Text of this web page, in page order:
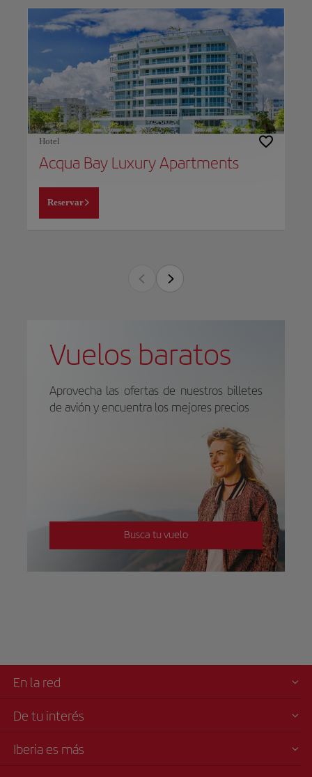
Hotel
Acqua Bay Luxury Apartments
Reservar
Vuelos baratos
Aprovecha las ofertas de nuestros billetes
de avión y encuentra los mejores precios
Busca tu vuelo
En la red
De tu interés
Iberia es más